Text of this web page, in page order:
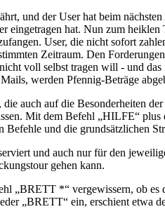
und der User hat beim
hat. Nun zum
User, die nicht sofort
Zeitraum. Den
voll selbst tragen will - und
werden Pfennig-Beträge
auch auf die Besonderheiten
Mit dem Befehl „HILFE“
und die grundsätzlichen
und auch nur für den
gehen kann.
„BRETT *“ vergewissern, ob
„BRETT“ ein, erschient etwa